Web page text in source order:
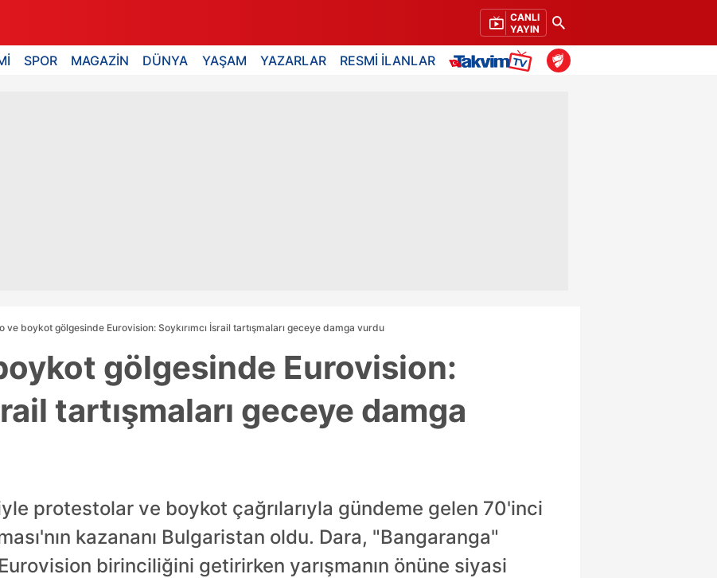
CANLI
YAYIN
SPOR MAGAZİN DÜNYA YAŞAM YAZARLAR RESMİ İLANLAR
ve boykot gölgesinde Eurovision: Soykırımcı İsrail tartışmaları geceye damga vurdu
gölgesinde Eurovision:
tartışmaları geceye damga
protestolar ve boykot çağrılarıyla gündeme gelen 70'inci
kazananı Bulgaristan oldu. Dara, "Bangaranga"
birinciliğini getirirken yarışmanın önüne siyasi